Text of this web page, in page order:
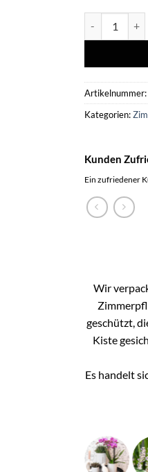
Artikelnummer:
Kategorien:
Kunden
Ein zufriedener
Wir
geschützt,
Kiste
Es handelt